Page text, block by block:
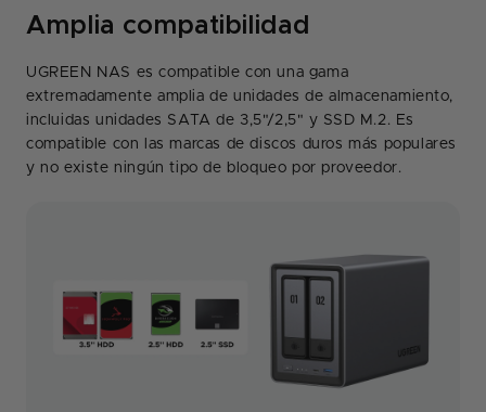
Amplia compatibilidad
UGREEN NAS es compatible con una gama
extremadamente amplia de unidades de almacenamiento,
incluidas unidades SATA de 3,5"/2,5" y SSD M.2. Es
compatible con las marcas de discos duros más populares
y no existe ningún tipo de bloqueo por proveedor.